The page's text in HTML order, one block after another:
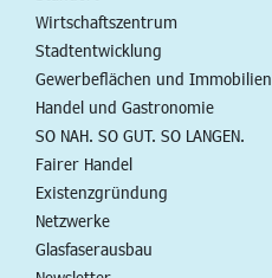
Wirtschaftszentrum
Stadtentwicklung
Gewerbeflächen und Immobilien
Handel und Gastronomie
SO NAH. SO GUT. SO LANGEN.
Fairer Handel
Existenzgründung
Netzwerke
Glasfaserausbau